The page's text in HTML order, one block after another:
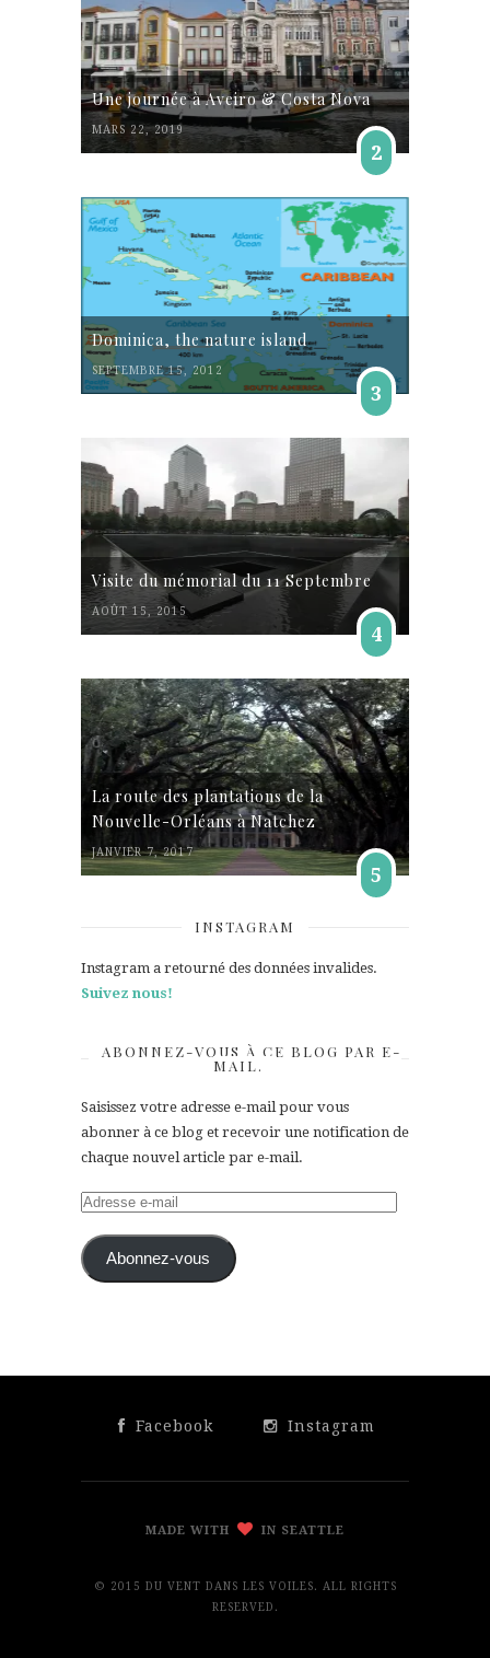
Une journée à Aveiro & Costa Nova
MARS 22, 2019
2
Dominica, the nature island
SEPTEMBRE 15, 2012
3
Visite du mémorial du 11 Septembre
AOÛT 15, 2015
4
La route des plantations de la
Nouvelle-Orléans à Natchez
JANVIER 7, 2017
5
INSTAGRAM
Instagram a retourné des données invalides.
Suivez nous!
ABONNEZ-VOUS À CE BLOG PAR E-
MAIL.
Saisissez votre adresse e-mail pour vous
abonner à ce blog et recevoir une notification de
chaque nouvel article par e-mail.
Adresse
mail Abonnez-vous
Facebook Instagram
MADE WITH IN SEATTLE
© 2015 DU VENT DANS LES VOILES. ALL RIGHTS
RESERVED.